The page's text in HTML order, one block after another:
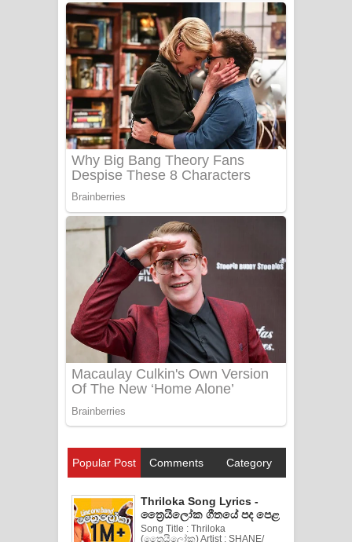
Popular Post Comments Category
Thriloka Song Lyrics -
ත්‍රෛයිලෝක ගීතයේ පද පෙළ
Song Title : Thriloka
(ත්‍රෛයිලෝක) Artist : SHANE/